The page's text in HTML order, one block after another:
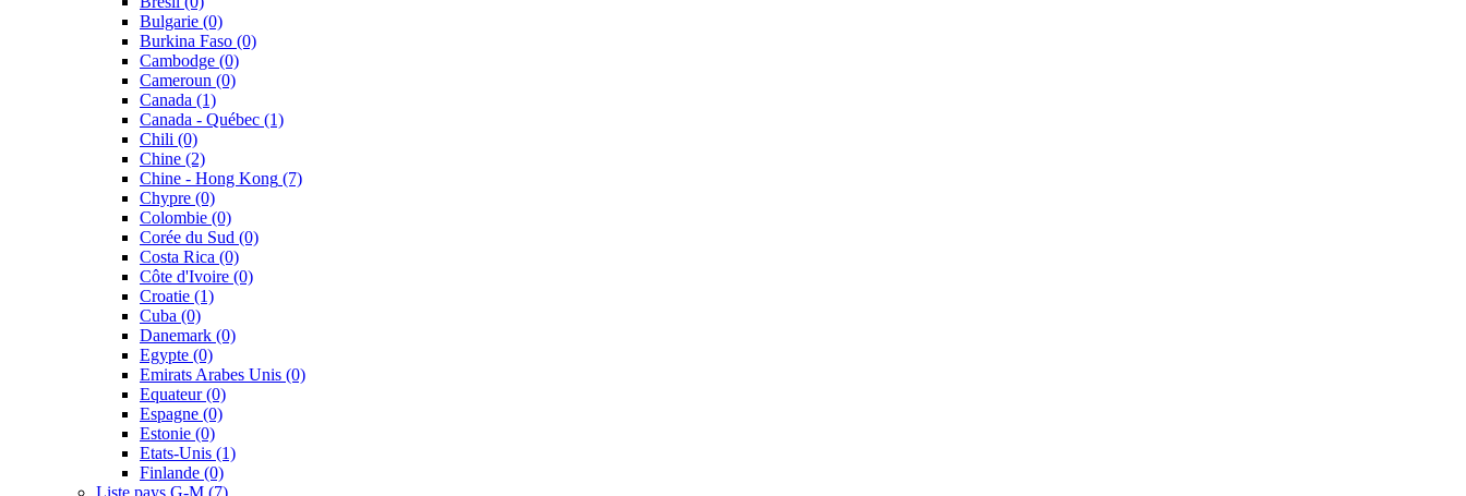
Bulgarie (0)
Burkina Faso (0)
Cambodge (0)
Cameroun (0)
Canada (1)
Canada - Québec (1)
Chili (0)
Chine (2)
Chine - Hong Kong (7)
Chypre (0)
Colombie (0)
Corée du Sud (0)
Costa Rica (0)
Côte d'Ivoire (0)
Croatie (1)
Cuba (0)
Danemark (0)
Egypte (0)
Emirats Arabes Unis (0)
Equateur(0)
Espagne (0)
Estonie (0)
Etats-Unis (1)
Finlande (0)
Liste pays G-M (7)